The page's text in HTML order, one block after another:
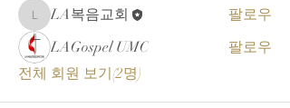
LA복음교회
LA복음교회
팔로우
LAGospel UMC
팔로우
전체 회원 보기(2명)